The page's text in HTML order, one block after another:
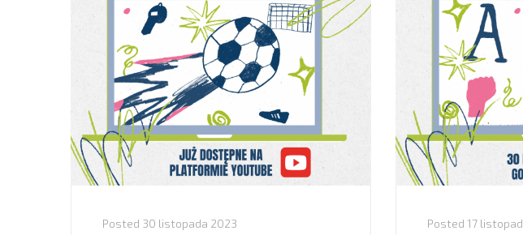
Posted 30 listopada 2023 Posted 17